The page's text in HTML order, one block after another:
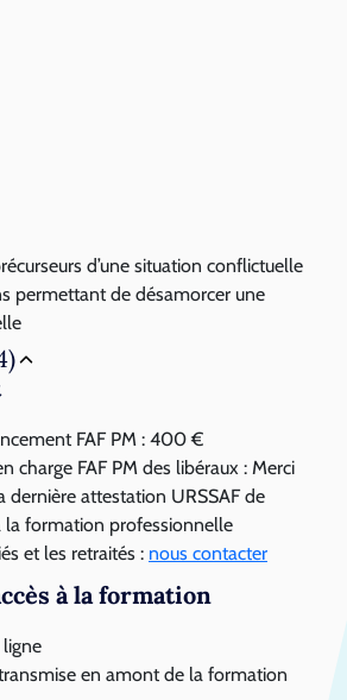
d’une situation conflictuelle
permettant de désamorcer une
FAF PM : 400 €
charge FAF PM des libéraux : Merci
dernière attestation URSSAF de
la formation professionnelle
et les retraités : nous contacter
à la formation
en amont de la formation